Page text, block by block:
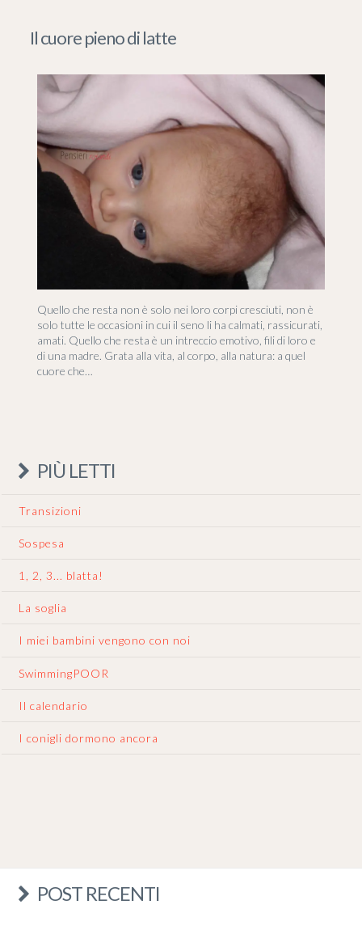
Il cuore pieno di latte
Quello che resta non è solo nei loro corpi cresciuti, non è
solo tutte le occasioni in cui il seno li ha calmati, rassicurati,
amati. Quello che resta è un intreccio emotivo, fili di loro e
di una madre. Grata alla vita, al corpo, alla natura: a quel
cuore che…
PIÙ LETTI
Transizioni
Sospesa
1, 2, 3... blatta!
La soglia
I miei bambini vengono con noi
SwimmingPOOR
Il calendario
I conigli dormono ancora
POST RECENTI